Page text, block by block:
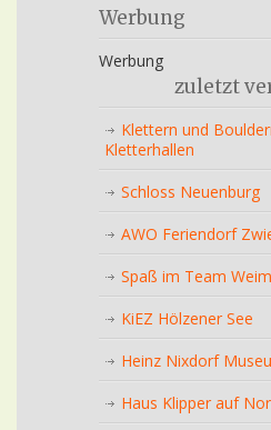
Werbung
Werbung
zuletzt
Klettern und
Kletterhallen
Schloss Neuenburg
AWO Feriendorf
Spaß im Team
KiEZ Hölzener See
Heinz Nixdorf
Haus Klipper auf